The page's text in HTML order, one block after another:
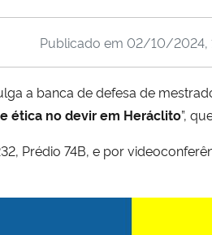
Publicado em 02/10/2024,
a banca de defesa de
ética no devir em Heráclito”,
Prédio 74B, e por